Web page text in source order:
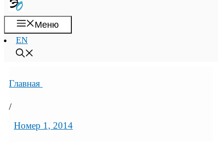
Меню
EN
Главная
/
Номер 1, 2014